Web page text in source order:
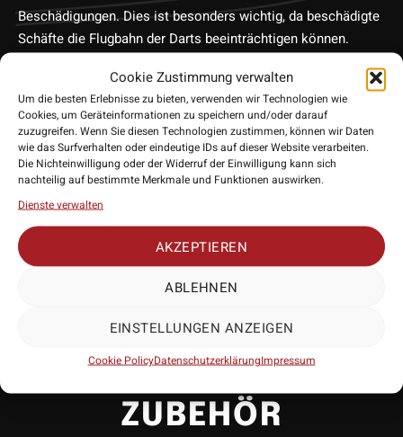
Cookie Zustimmung verwalten
Um die besten Erlebnisse zu bieten, verwenden wir Technologien wie
Cookies, um Geräteinformationen zu speichern und/oder darauf
zuzugreifen. Wenn Sie diesen Technologien zustimmen, können wir Daten
wie das Surfverhalten oder eindeutige IDs auf dieser Website verarbeiten.
Die Nichteinwilligung oder der Widerruf der Einwilligung kann sich
nachteilig auf bestimmte Merkmale und Funktionen auswirken.
Dienste verwalten
AKZEPTIEREN
ABLEHNEN
EINSTELLUNGEN ANZEIGEN
Cookie PolicyDatenschutzerklärungImpressum
Beschädigungen. Dies ist besonders wichtig, da beschädigte
Schäfte die Flugbahn der Darts beeinträchtigen können.
Flights besonders langlebig und widerstandsfähig gegen
Verschleiß und Abnutzung. Selbst bei intensivem Spiel
behalten sie ihre Form und Leistung bei, was sie zu einer
ausgezeichneten Wahl für Dartspieler aller Levels macht. Die
besondere Slim-Form sorgt für unverfälschtere Würfe.
• Hersteller: Robson
• Stärke: 180 Micron
• Lieferumfang: 3 Exemplare
PASSENDES
ZUBEHÖR